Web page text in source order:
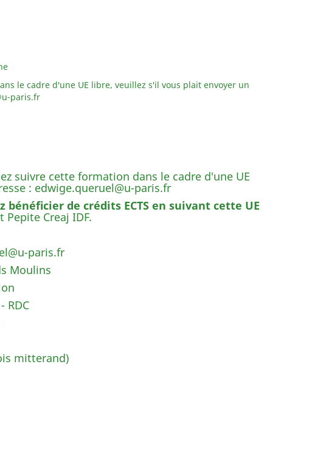
le cadre d'une UE libre, veuillez s'il vous plait envoyer un
paris.fr
suivre cette formation dans le cadre d'une UE
: edwige.queruel@u-paris.fr
de crédits ECTS en suivant cette UE
Creaj IDF.
paris.fr
Moulins
RDC
mitterand)